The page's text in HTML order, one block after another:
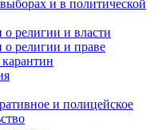
и в политической
о религии и власти
о религии и праве
и полицейское